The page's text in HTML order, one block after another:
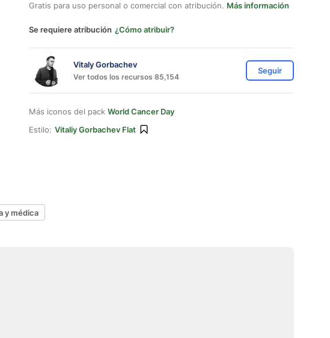
Gratis para uso personal o comercial con atribución. Más información
Se requiere atribución ¿Cómo atribuir?
Vitaly Gorbachev
Ver todos los recursos 85,154
Seguir
Más iconos del pack World Cancer Day
Estilo: Vitaliy Gorbachev Flat
y médica